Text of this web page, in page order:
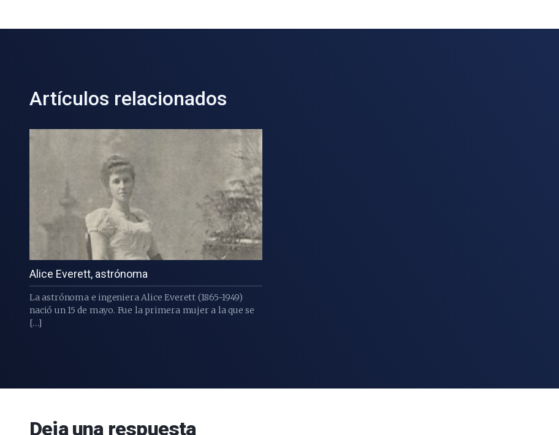
Artículos relacionados
Alice Everett, astrónoma
La astrónoma e ingeniera Alice Everett (1865-1949)
nació un 15 de mayo. Fue la primera mujer a la que se
[…]
Deja una respuesta